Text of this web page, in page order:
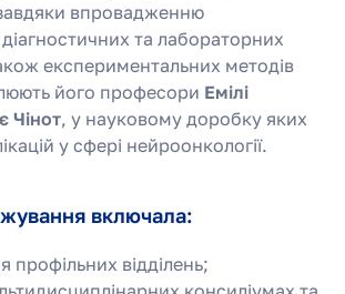
завдяки впровадженню
та лабораторних
експериментальних методів
його професори Емілі
Чінот, у науковому доробку яких
у сфері нейроонкології.
включала:
профільних відділень;